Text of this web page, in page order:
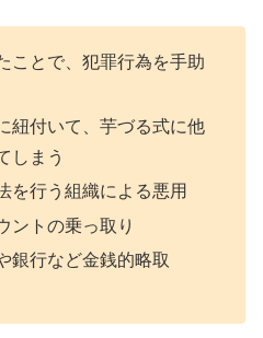
ことで、犯罪行為を手助
紐付いて、芋づる式に他
しまう
を行う組織による悪用
ントの乗っ取り
銀行など金銭的略取